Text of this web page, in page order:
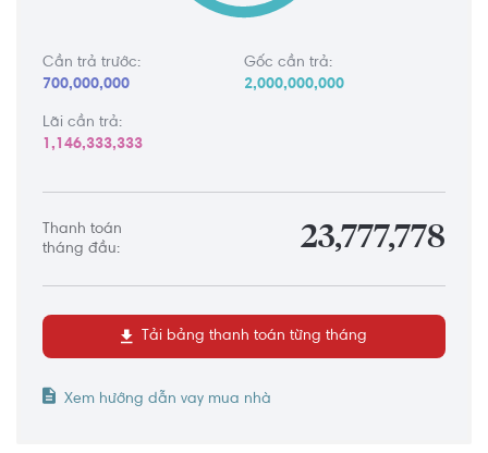
Cần trả trước:
700,000,000
Gốc cần trả:
2,000,000,000
Lãi cần trả:
1,146,333,333
Thanh toán
tháng đầu:
23,777,778
Tải bảng thanh toán từng tháng
Xem hướng dẫn vay mua nhà